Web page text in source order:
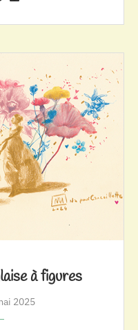
à figures
2025